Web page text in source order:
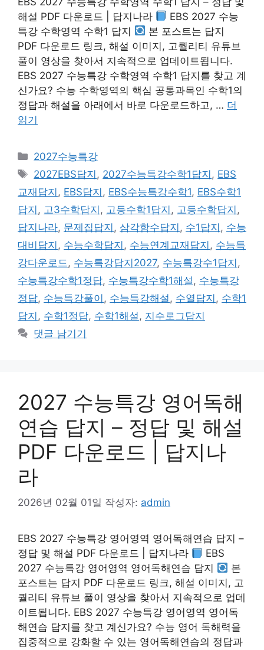
해설 PDF 다운로드 | 답지나라
EBS 2027 수능
특강 수학영역 수학1 답지
본 포스트는 답지
PDF 다운로드 링크, 해설 이미지, 고퀄리티 유튜브
풀이 영상을 찾아서 지속적으로 업데이트됩니다.
EBS 2027 수능특강 수학영역 수학1 답지를 찾고 계
신가요? 수능 수학영역의 핵심 공통과목인 수학1의
정답과 해설을 아래에서 바로 다운로드하고, … 더
읽기
카
테
리
2027수능특강
태
그
2027EBS답지 , 2027수능특강수학1답지 , EBS
교재답지 , EBS답지 , EBS수능특강수학1, EBS수학1
답지 , 고3수학답지 , 고등수학1답지 , 고등수학답지 ,
답지나라, 문제집답지 , 삼각함수답지 , 수1답지 , 수능
대비답지 , 수능수학답지 , 수능연계교재답지 , 수능특
강다운로드 , 수능특강답지2027, 수능특강수1답지 ,
수능특강수학1정답, 수능특강수학1해설 , 수능특강
정답, 수능특강풀이 , 수능특강해설 , 수열답지 , 수학1
답지 , 수학1정답, 수학1해설 , 지수로그답지
댓글 남기기
2027 수능특강 영어독해
연습 답지 – 정답 및 해설
PDF 다운로드 | 답지나
라
2026년 02월 01일 작성자: admin
EBS 2027 수능특강 영어영역 영어독해연습 답지 –
정답 및 해설 PDF 다운로드 | 답지나라
EBS
2027 수능특강 영어영역 영어독해연습 답지
본
포스트는 답지 PDF 다운로드 링크, 해설 이미지, 고
퀄리티 유튜브 풀이 영상을 찾아서 지속적으로 업데
이트됩니다. EBS 2027 수능특강 영어영역 영어독
해연습 답지를 찾고 계신가요? 수능 영어 독해력을
집중적으로 강화할 수 있는 영어독해연습의 정답과